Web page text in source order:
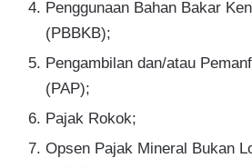
Penggunaan Bahan Bakar
(PBBKB);
Pengambilan dan/atau
(PAP);
Pajak Rokok;
Opsen Pajak Mineral Bukan